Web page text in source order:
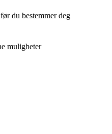
du bestemmer deg
muligheter